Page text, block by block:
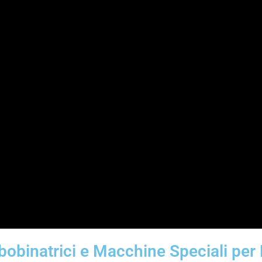
e Macchine Speciali per